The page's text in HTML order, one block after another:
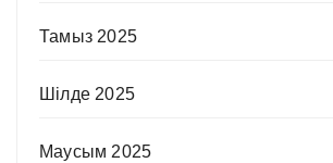
Тамыз 2025
Шілде 2025
Маусым 2025